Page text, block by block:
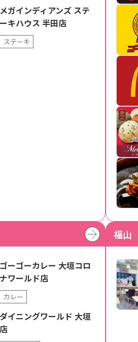
メガインディアンズ ステ
ーキハウス 半田店
ステーキ
ゴーゴーカレー 大垣コロ
ナワールド店
カレー
ダイニングワールド 大垣
店
福山